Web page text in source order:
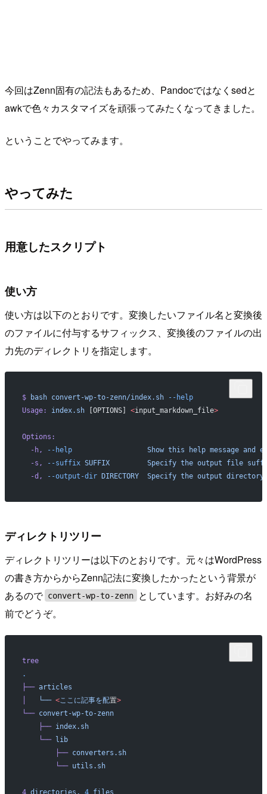
今回はZenn固有の記法もあるため、Pandocではなくsedと
awkで色々カスタマイズを頑張ってみたくなってきました。
ということでやってみます。
やってみた
用意したスクリプト
使い方
使い方は以下のとおりです。変換したいファイル名と変換後
のファイルに付与するサフィックス、変換後のファイルの出
力先のディレクトリを指定します。
$ bash convert-wp-to-zenn/index.sh --help
Usage:
index.sh [OPTIONS] <input_markdown_file>
Options:
  -h,
--help
                  Show
this help message and
  -s,
--suffix SUFFIX
         Specify
the output file
  -d,
--output-dir DIRECTORY
  Specify
the output directory
ディレクトリツリー
ディレクトリツリーは以下のとおりです。元々はWordPress
の書き方からからZenn記法に変換したかったという背景が
あるので convert-wp-to-zenn
としています。お好みの名
前でどうぞ。
tree
.
├── articles
   └──
<ここに記事を配置>
└── convert-wp-to-zenn
    ├──
index.sh
    └──
lib
        ├──
converters.sh
        └──
utils.sh
4 directories, 4 files